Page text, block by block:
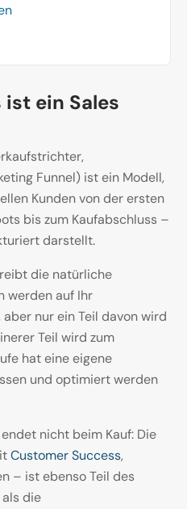
ist ein Sales
Funnel) ist ein Modell,
Kunden von der ersten
bis zum Kaufabschluss –
darstellt.
die natürliche
werden auf Ihr
nur ein Teil davon wird
Teil wird zum
hat eine eigene
und optimiert werden
nicht beim Kauf: Die
Customer Success,
– ist ebenso Teil des
die